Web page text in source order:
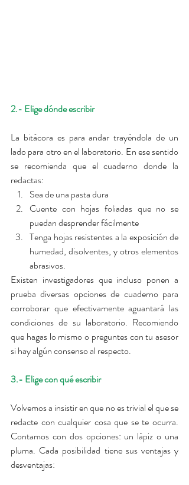
2.- Elige dónde escribir
La bitácora es para andar trayéndola de un
lado para otro en el laboratorio. En ese sentido
se recomienda que el cuaderno donde la
redactas:
Sea de una pasta dura
Cuente con hojas foliadas que no se
puedan desprender fácilmente
Tenga hojas resistentes a la exposición de
humedad, disolventes, y otros elementos
abrasivos.
Existen investigadores que incluso ponen a
prueba diversas opciones de cuaderno para
corroborar que efectivamente aguantará las
condiciones de su laboratorio. Recomiendo
que hagas lo mismo o preguntes con tu asesor
si hay algún consenso al respecto.
3.- Elige con qué escribir
Volvemos a insistir en que no es trivial el que se
redacte con cualquier cosa que se te ocurra.
Contamos con dos opciones: un lápiz o una
pluma. Cada posibilidad tiene sus ventajas y
desventajas: